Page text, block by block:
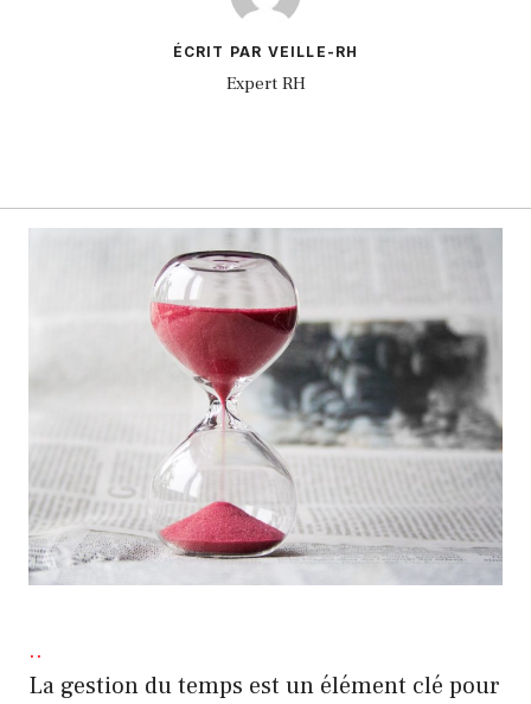
ÉCRIT PAR VEILLE-RH
Expert RH
..
La gestion du temps est un élément clé pour